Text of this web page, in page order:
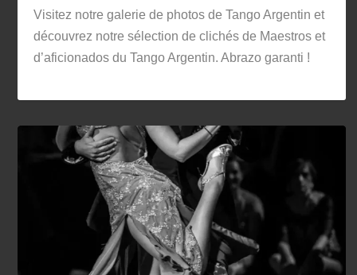
Visitez notre galerie de photos de Tango Argentin et
découvrez notre sélection de clichés de Maestros et
d’aficionados du Tango Argentin. Abrazo garanti !